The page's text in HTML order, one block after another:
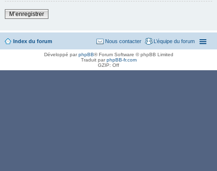
M’enregistrer
Index du forum L’équipe du forum
Nous contacter
Développé parphpBB® Forum Software © phpBB Limited
Traduit parphpBB-fr.com
GZIP: Off